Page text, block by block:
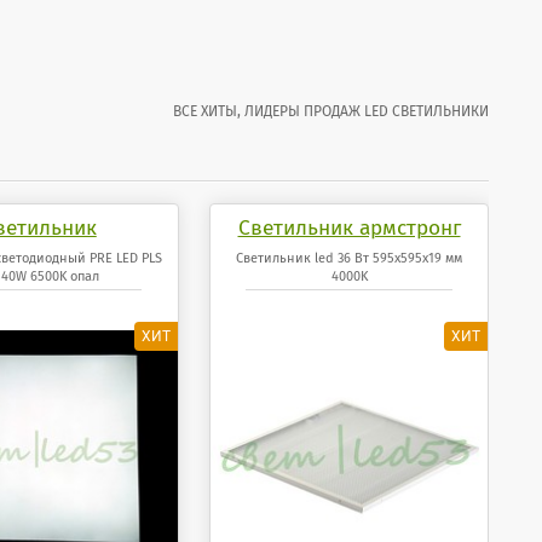
ВСЕ ХИТЫ, ЛИДЕРЫ ПРОДАЖ LED СВЕТИЛЬНИКИ
PRE LED
40W 6500K опал
PRE LED PLS
40W 6500K опал
Светильник армстронг
светодиодный 36 Вт
595x595x19 мм панель
Светильник led 36 Вт 595x595x19 мм
4000K